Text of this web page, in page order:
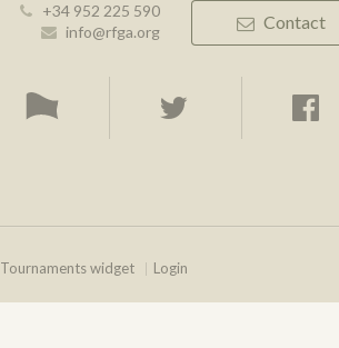
+34 952 225 590
info@rfga.org
Contact
Tournaments widget Login